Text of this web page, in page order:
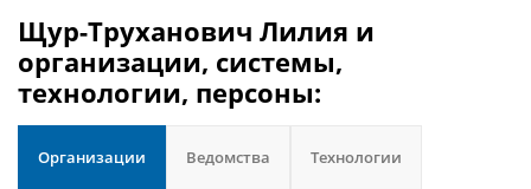
Щур-Труханович Лилия и
организации, системы,
технологии, персоны:
Организации Ведомства Технологии